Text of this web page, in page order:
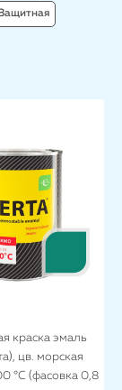
краска эмаль
цв. морская
°C (фасовка 0,8